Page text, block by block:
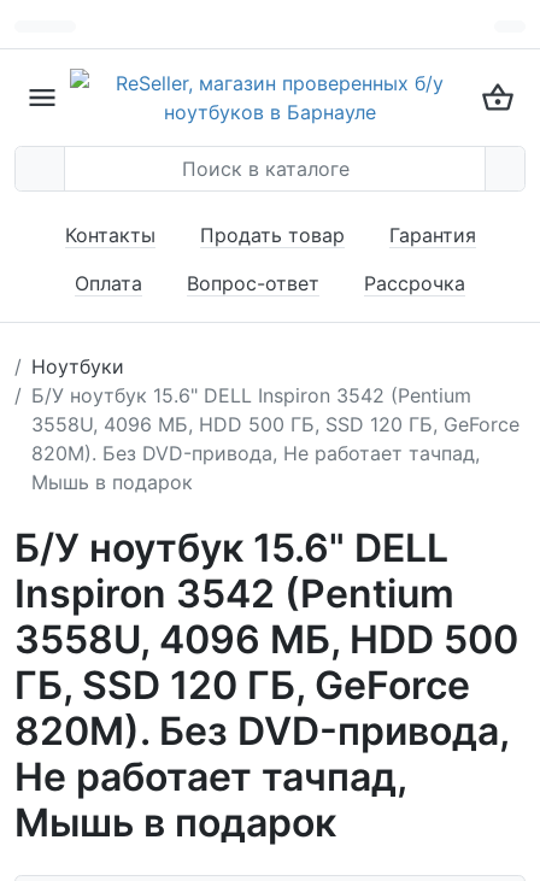
Контакты Продать товар
Гарантия
Оплата
Вопрос-ответ Рассрочка
Ноутбуки
Б/У ноутбук 15.6" DELL Inspiron 3542 (Pentium
3558U, 4096 МБ, HDD 500 ГБ, SSD 120 ГБ, GeForce
820M). Без DVD-привода, Не работает тачпад,
Мышь в подарок
Б/У ноутбук 15.6" DELL
Inspiron 3542 (Pentium
3558U, 4096 МБ, HDD 500
ГБ, SSD 120 ГБ, GeForce
820M). Без DVD-привода,
Не работает тачпад,
Мышь в подарок